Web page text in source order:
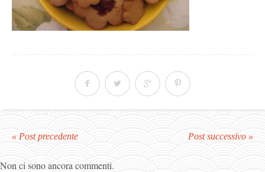
« Post precedente Post successivo »
Non ci sono ancora commenti.